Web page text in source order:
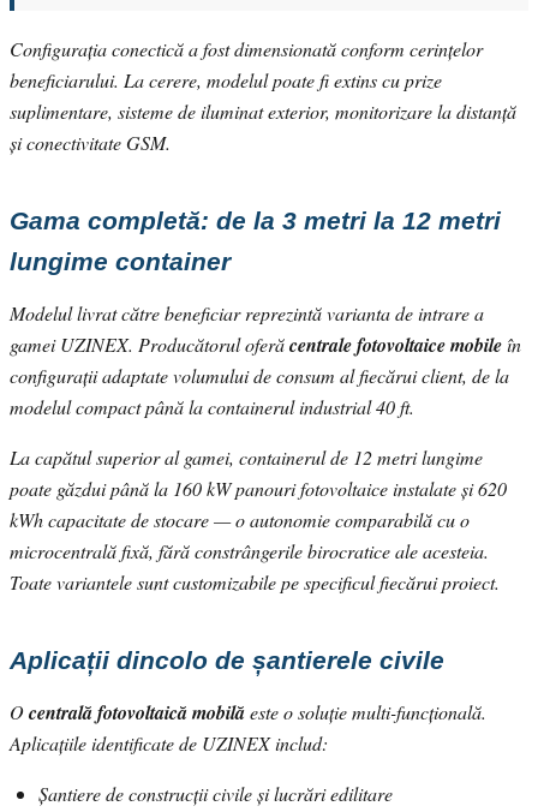
Configurația conectică a fost dimensionată conform cerințelor
beneficiarului. La cerere, modelul poate fi extins cu prize
suplimentare, sisteme de iluminat exterior, monitorizare la distanță
și conectivitate GSM.
Gama completă: de la 3 metri la 12 metri
lungime container
Modelul livrat către beneficiar reprezintă varianta de intrare a
gamei UZINEX. Producătorul oferăcentrale fotovoltaice mobileîn
configurații adaptate volumului de consum al fiecărui client, de la
modelul compact până la containerul industrial 40 ft.
La capătul superior al gamei, containerul de 12 metri lungime
poate găzdui până la 160 kW panouri fotovoltaice instalate și 620
kWh capacitate de stocare — o autonomie comparabilă cu o
microcentrală fixă, fără constrângerile birocratice ale acesteia.
Toate variantele sunt customizabile pe specificul fiecărui proiect.
Aplicații dincolo de șantierele civile
Ocentrală fotovoltaică mobilăeste o soluție multi-funcțională.
Aplicațiile identificate de UZINEX includ:
Șantiere de construcții civile și lucrări edilitare